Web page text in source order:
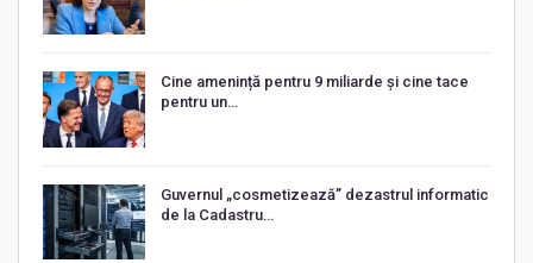
Cine amenință pentru 9 miliarde și cine tace
pentru un…
Guvernul „cosmetizează” dezastrul informatic
de la Cadastru…